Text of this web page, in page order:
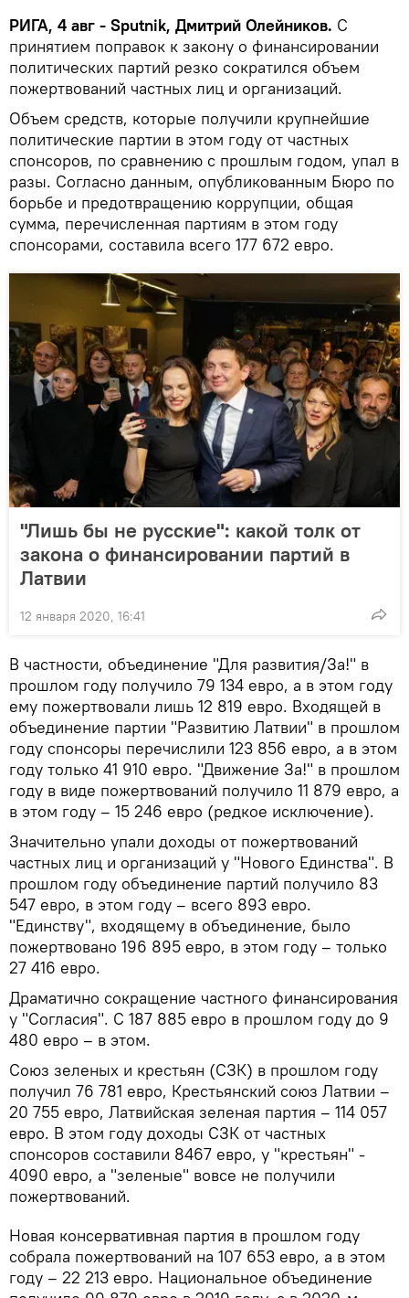
РИГА, 4 авг - Sputnik, Дмитрий Олейников. С
принятием поправок к закону о финансировании
политических партий резко сократился объем
пожертвований частных лиц и организаций.
Объем средств, которые получили крупнейшие
политические партии в этом году от частных
спонсоров, по сравнению с прошлым годом, упал в
разы. Согласно данным, опубликованным Бюро по
борьбе и предотвращению коррупции, общая
сумма, перечисленная партиям в этом году
спонсорами, составила всего 177 672 евро.
"Лишь бы не русские": какой толк от
закона о финансировании партий в
Латвии
12 января 2020, 16:41
В частности, объединение "Для развития/За!" в
прошлом году получило 79 134 евро, а в этом году
ему пожертвовали лишь 12 819 евро. Входящей в
объединение партии "Развитию Латвии" в прошлом
году спонсоры перечислили 123 856 евро, а в этом
году только 41 910 евро. "Движение За!" в прошлом
году в виде пожертвований получило 11 879 евро, а
в этом году – 15 246 евро (редкое исключение).
Значительно упали доходы от пожертвований
частных лиц и организаций у "Нового Единства". В
прошлом году объединение партий получило 83
547 евро, в этом году – всего 893 евро.
"Единству", входящему в объединение, было
пожертвовано 196 895 евро, в этом году – только
27 416 евро.
Драматично сокращение частного финансирования
у "Согласия". С 187 885 евро в прошлом году до 9
480 евро – в этом.
Союз зеленых и крестьян (СЗК) в прошлом году
получил 76 781 евро, Крестьянский союз Латвии –
20 755 евро, Латвийская зеленая партия – 114 057
евро. В этом году доходы СЗК от частных
спонсоров составили 8467 евро, у "крестьян" -
4090 евро, а "зеленые" вовсе не получили
пожертвований.
Новая консервативная партия в прошлом году
собрала пожертвований на 107 653 евро, а в этом
году – 22 213 евро. Национальное объединение